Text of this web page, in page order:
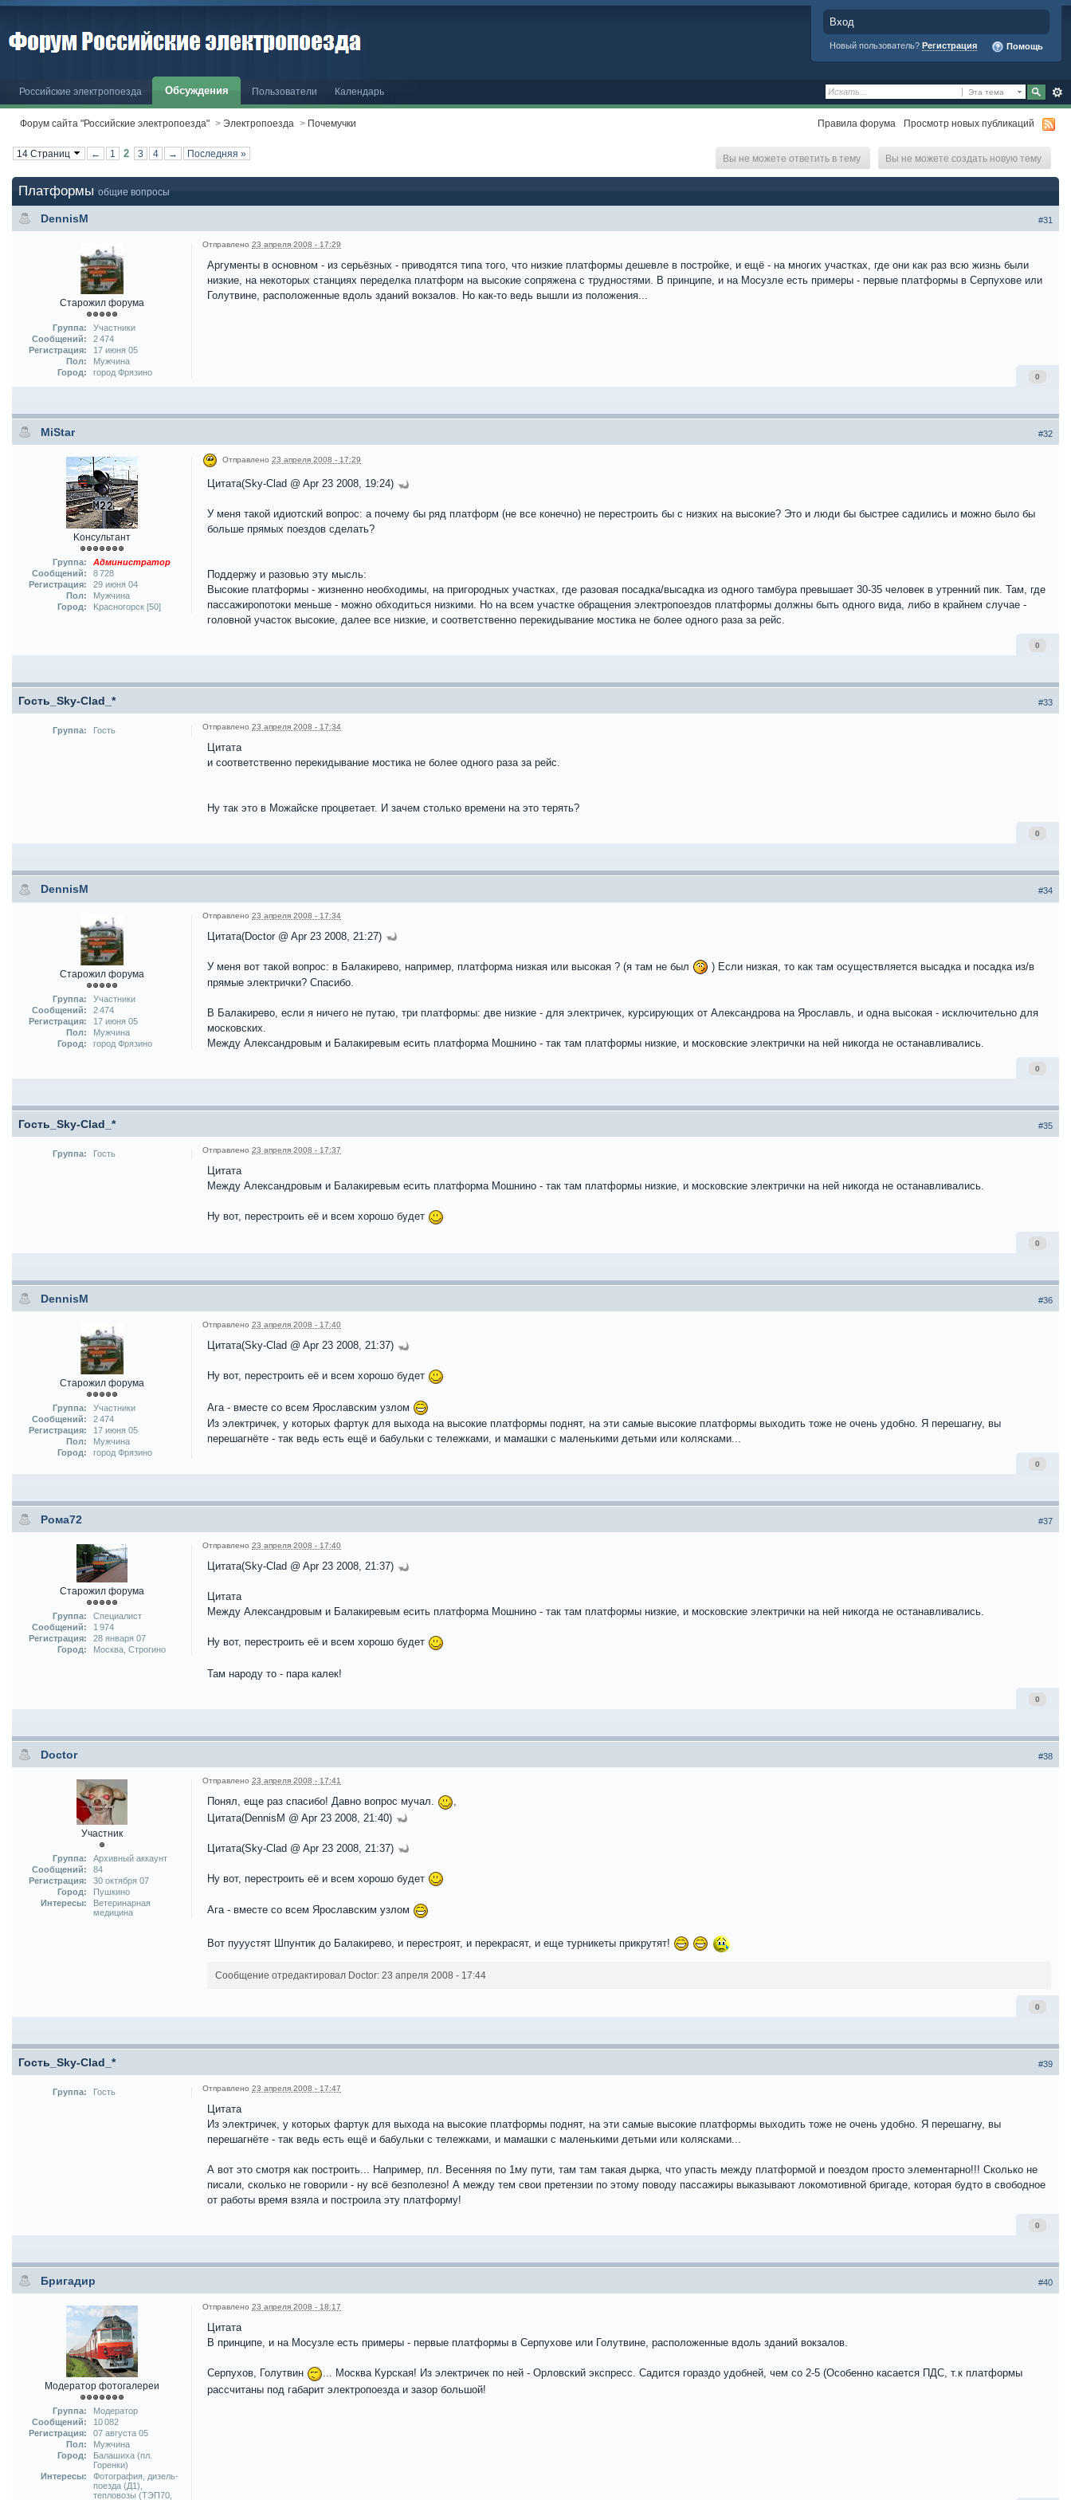
Вход
Новый пользователь? Регистрация Помощь
Эта тема
Российские электропоезда Обсуждения Пользователи Календарь
Форум сайта "Российские электропоезда" > Электропоезда > Почемучки Правила форума Просмотр новых публикаций
14 Страниц ← 1 2 3 4 → Последняя » Вы не можете создать новую тему
Вы не можете ответить в тему
Платформы общие вопросы
#31
DennisM
Старожил форума
Группа:
Участники
Сообщений:
2 474
Регистрация:
17 июня 05
Пол:
Мужчина
Город:
город Фрязино
Отправлено 23 апреля 2008 - 17:29
Аргументы в основном - из серьёзных - приводятся типа того, что низкие платформы дешевле в постройке, и ещё - на многих участках, где они как раз всю жизнь были
низкие, на некоторых станциях переделка платформ на высокие сопряжена с трудностями. В принципе, и на Мосузле есть примеры - первые платформы в Серпухове или
Голутвине, расположенные вдоль зданий вокзалов. Но как-то ведь вышли из положения...
0
#32
MiStar
Kонсультант
Группа:
Администратор
Сообщений:
8 728
Регистрация:
29 июня 04
Пол:
Мужчина
Город:
Kрасногорск [50]
Отправлено 23 апреля 2008 - 17:29
Цитата(Sky-Clad @ Apr 23 2008, 19:24)
У меня такой идиотский вопрос: а почему бы ряд платформ (не все конечно) не перестроить бы с низких на высокие? Это и люди бы быстрее садились и можно было бы
больше прямых поездов сделать?
Поддержу и разовью эту мысль:
Высокие платформы - жизненно необходимы, на пригородных участках, где разовая посадка/высадка из одного тамбура превышает 30-35 человек в утренний пик. Там, где
пассажиропотоки меньше - можно обходиться низкими. Но на всем участке обращения электропоездов платформы должны быть одного вида, либо в крайнем случае -
головной участок высокие, далее все низкие, и соответственно перекидывание мостика не более одного раза за рейс.
0
#33
Гость_Sky-Clad_*
Группа: Гость Отправлено 23 апреля 2008 - 17:34
Цитата
и соответственно перекидывание мостика не более одного раза за рейс.
Ну так это в Можайске процветает. И зачем столько времени на это терять?
0
#34
DennisM
Старожил форума
Группа:
Участники
Сообщений:
2 474
Регистрация:
17 июня 05
Пол:
Мужчина
Город:
город Фрязино
Отправлено 23 апреля 2008 - 17:34
Цитата(Doctor @ Apr 23 2008, 21:27)
У меня вот такой вопрос: в Балакирево, например, платформа низкая или высокая ? (я там не был
) Если низкая, то как там осуществляется высадка и посадка из/в
прямые электрички? Спасибо.
В Балакирево, если я ничего не путаю, три платформы: две низкие - для электричек, курсирующих от Александрова на Ярославль, и одна высокая - исключительно для
московских.
Между Александровым и Балакиревым есить платформа Мошнино - так там платформы низкие, и московские электрички на ней никогда не останавливались.
0
#35
Гость_Sky-Clad_*
Группа: Гость Отправлено 23 апреля 2008 - 17:37
Цитата
Между Александровым и Балакиревым есить платформа Мошнино - так там платформы низкие, и московские электрички на ней никогда не останавливались.
Ну вот, перестроить её и всем хорошо будет
0
#36
DennisM
Старожил форума
Группа:
Участники
Сообщений:
2 474
Регистрация:
17 июня 05
Пол:
Мужчина
Город:
город Фрязино
Отправлено 23 апреля 2008 - 17:40
Цитата(Sky-Clad @ Apr 23 2008, 21:37)
Ну вот, перестроить её и всем хорошо будет
Ага - вместе со всем Ярославским узлом
Из электричек, у которых фартук для выхода на высокие платформы поднят, на эти самые высокие платформы выходить тоже не очень удобно. Я перешагну, вы
перешагнёте - так ведь есть ещё и бабульки с тележками, и мамашки с маленькими детьми или колясками...
0
#37
Рома72
Старожил форума
Группа:
Специалист
Сообщений:
1 974
Регистрация:
28 января 07
Город:
Москва, Строгино
Отправлено 23 апреля 2008 - 17:40
Цитата(Sky-Clad @ Apr 23 2008, 21:37)
Цитата
Между Александровым и Балакиревым есить платформа Мошнино - так там платформы низкие, и московские электрички на ней никогда не останавливались.
Ну вот, перестроить её и всем хорошо будет
Там народу то - пара калек!
0
#38
Doctor
Участник
Группа:
Архивный аккаунт
Сообщений:
84
Регистрация:
30 октября 07
Город:
Пушкино
Интересы:
Ветеринарная
медицина
Отправлено 23 апреля 2008 - 17:41
Понял, еще раз спасибо! Давно вопрос мучал.
,
Цитата(DennisM @ Apr 23 2008, 21:40)
Цитата(Sky-Clad @ Apr 23 2008, 21:37)
Ну вот, перестроить её и всем хорошо будет
Ага - вместе со всем Ярославским узлом
Вот пууустят Шпунтик до Балакирево, и перестроят, и перекрасят, и еще турникеты прикрутят!
Сообщение отредактировал Doctor: 23 апреля 2008 - 17:44
0
#39
Гость_Sky-Clad_*
Группа: Гость Отправлено 23 апреля 2008 - 17:47
Цитата
Из электричек, у которых фартук для выхода на высокие платформы поднят, на эти самые высокие платформы выходить тоже не очень удобно. Я перешагну, вы
перешагнёте - так ведь есть ещё и бабульки с тележками, и мамашки с маленькими детьми или колясками...
А вот это смотря как построить... Например, пл. Весенняя по 1му пути, там там такая дырка, что упасть между платформой и поездом просто элементарно!!! Сколько не
писали, сколько не говорили - ну всё безполезно! А между тем свои претензии по этому поводу пассажиры выказывают локомотивной бригаде, которая будто в свободное
от работы время взяла и построила эту платформу!
0
#40
Бригадир
Модератор фотогалереи
Группа:
Модератор
Сообщений:
10 082
Регистрация:
07 августа 05
Пол:
Мужчина
Город:
Балашиха (пл.
Горенки)
Интересы:
Фотография, дизель-
поезда (Д1),
тепловозы (ТЭП70,
Отправлено 23 апреля 2008 - 18:17
Цитата
В принципе, и на Мосузле есть примеры - первые платформы в Серпухове или Голутвине, расположенные вдоль зданий вокзалов.
Серпухов, Голутвин
... Москва Курская! Из электричек по ней - Орловский экспресс. Садится гораздо удобней, чем со 2-5 (Особенно касается ПДС, т.к платформы
рассчитаны под габарит электропоезда и зазор большой!